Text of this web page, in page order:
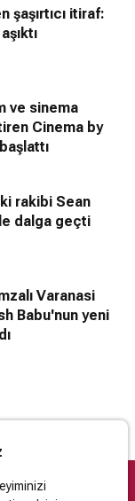
şaşırtıcı itiraf:
ve sinema
Cinema by
rakibi Sean
dalga geçti
Varanasi
Babu'nun yeni